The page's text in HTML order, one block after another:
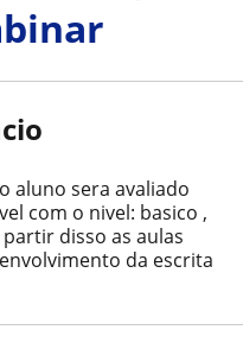
aluno sera avaliado
com o nivel: basico ,
disso as aulas
da escrita